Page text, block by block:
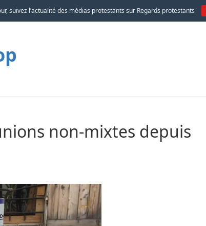
non-mixtes depuis
suivez l’actualité des médias protestants sur Regards protestants